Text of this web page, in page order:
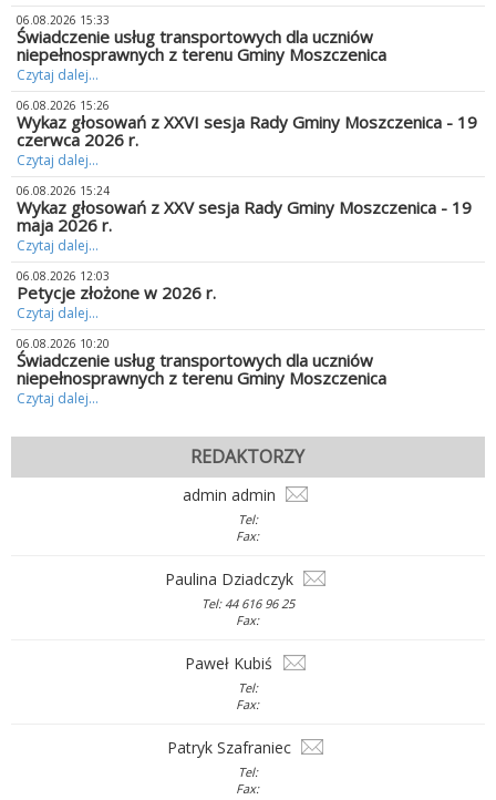
06.08.2026 15:33
Świadczenie usług transportowych dla uczniów
niepełnosprawnych z terenu Gminy Moszczenica
Czytaj dalej...
06.08.2026 15:26
Wykaz głosowań z XXVI sesja Rady Gminy Moszczenica - 19
czerwca 2026 r.
Czytaj dalej...
06.08.2026 15:24
Wykaz głosowań z XXV sesja Rady Gminy Moszczenica - 19
maja 2026 r.
Czytaj dalej...
06.08.2026 12:03
Petycje złożone w 2026 r.
Czytaj dalej...
06.08.2026 10:20
Świadczenie usług transportowych dla uczniów
niepełnosprawnych z terenu Gminy Moszczenica
Czytaj dalej...
REDAKTORZY
admin admin
Tel:
Fax:
Paulina Dziadczyk
Tel: 44 616 96 25
Fax:
Paweł Kubiś
Tel:
Fax:
Patryk Szafraniec
Tel:
Fax: